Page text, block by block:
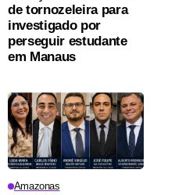
de tornozeleira para
investigado por
perseguir estudante
em Manaus
Amazonas